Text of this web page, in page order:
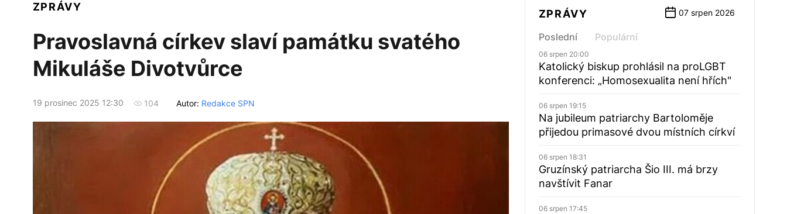
ZPRÁVY
Pravoslavná církev slaví památku svatého
Mikuláše Divotvůrce
19 prosinec 2025 12:30 104 Autor: Redakce SPN
ZPRÁVY 07 srpen 2026
Poslední Populární
06 srpen 20:00
Katolický biskup prohlásil na proLGBT
konferenci: „Homosexualita není hřích"
06 srpen 19:15
Na jubileum patriarchy Bartoloměje
přijedou primasové dvou místních církví
06 srpen 18:31
Gruzínský patriarcha Šio III. má brzy
navštívit Fanar
06 srpen 17:45